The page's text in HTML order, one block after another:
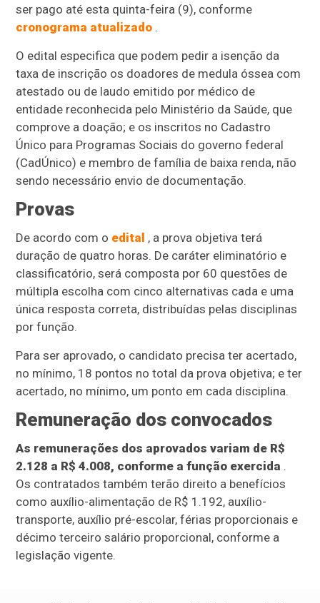
ser pago até esta quinta-feira (9), conforme
cronograma atualizado .
O edital especifica que podem pedir a isenção da
taxa de inscrição os doadores de medula óssea com
atestado ou de laudo emitido por médico de
entidade reconhecida pelo Ministério da Saúde, que
comprove a doação; e os inscritos no Cadastro
Único para Programas Sociais do governo federal
(CadÚnico) e membro de família de baixa renda, não
sendo necessário envio de documentação.
Provas
De acordo com o edital , a prova objetiva terá
duração de quatro horas. De caráter eliminatório e
classificatório, será composta por 60 questões de
múltipla escolha com cinco alternativas cada e uma
única resposta correta, distribuídas pelas disciplinas
por função.
Para ser aprovado, o candidato precisa ter acertado,
no mínimo, 18 pontos no total da prova objetiva; e ter
acertado, no mínimo, um ponto em cada disciplina.
Remuneração dos convocados
As remunerações dos aprovados variam de R$
2.128 a R$ 4.008, conforme a função exercida .
Os contratados também terão direito a benefícios
como auxílio-alimentação de R$ 1.192, auxílio-
transporte, auxílio pré-escolar, férias proporcionais e
décimo terceiro salário proporcional, conforme a
legislação vigente.